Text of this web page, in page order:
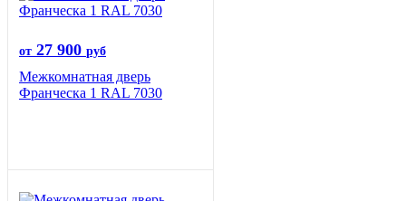
от 27 900 руб
Межкомнатная дверь
Франческа 1 RAL 7030